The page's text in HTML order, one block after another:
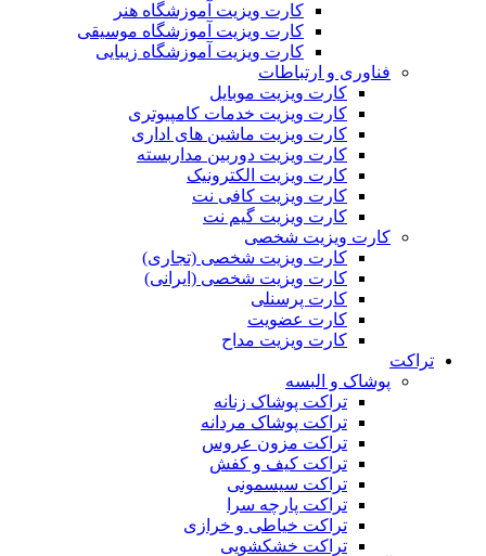
کارت ویزیت آموزشگاه هنر
کارت ویزیت آموزشگاه موسیقی
کارت ویزیت آموزشگاه زیبایی
فناوری و ارتباطات
کارت ویزیت موبایل
کارت ویزیت خدمات کامپیوتری
کارت ویزیت ماشین های اداری
کارت ویزیت دوربین مداربسته
کارت ویزیت الکترونیک
کارت ویزیت کافی نت
کارت ویزیت گیم نت
کارت ویزیت شخصی
کارت ویزیت شخصی (تجاری)
کارت ویزیت شخصی (ایرانی)
کارت پرسنلی
کارت عضویت
کارت ویزیت مداح
تراکت
پوشاک و البسه
تراکت پوشاک زنانه
تراکت پوشاک مردانه
تراکت مزون عروس
تراکت کیف و کفش
تراکت سیسمونی
تراکت پارچه سرا
تراکت خیاطی و خرازی
تراکت خشکشویی